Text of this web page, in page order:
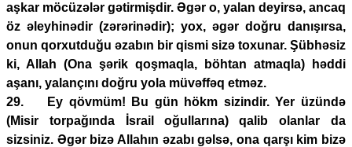
aşkar möcüzələr gətirmişdir. Əgər o, yalan deyirsə, ancaq
öz əleyhinədir (zərərinədir); yox, əgər doğru danışırsa,
onun qorxutduğu əzabın bir qismi sizə toxunar. Şübhəsiz
ki, Allah (Ona şərik qoşmaqla, böhtan atmaqla) həddi
aşanı, yalançını doğru yola müvəffəq etməz.
29. Ey qövmüm! Bu gün hökm sizindir. Yer üzündə
(Misir torpağında İsrail oğullarına) qalib olanlar da
sizsiniz. Əgər bizə Allahın əzabı gəlsə, ona qarşı kim bizə